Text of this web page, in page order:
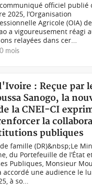
officiel publié
2025, l’Organisation
Agricole (OIA)
a vigoureusement réagi
relayées dans cer...
mois
: Reçue par
Sanogo, la
la CNEI-CI
la
publiques
famille (DR)&nbsp;Le
du Portefeuille de l’État
Publiques, Monsieur
accordé une audience le
à so...